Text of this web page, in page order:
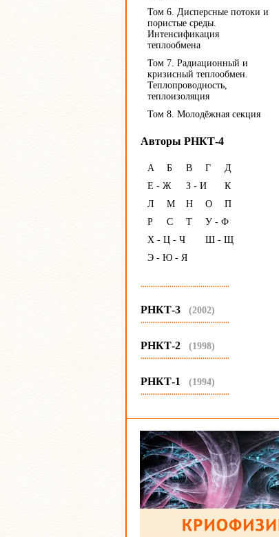
Том 6. Дисперсные потоки и
пористые среды.
Интенсификация
теплообмена
Том 7. Радиационный и
кризисный теплообмен.
Теплопроводность,
теплоизоляция
Том 8. Молодёжная секция
Авторы РНКТ-4
А Б В Г
Д
Е - Ж
З - И
К
Л
М Н О
П
Р
С Т
У - Ф
Х - Ц - Ч
Ш - Щ
Э - Ю - Я
...........................................
РНКТ-3 (2002)
...........................................
РНКТ-2 (1998)
...........................................
РНКТ-1 (1994)
...........................................